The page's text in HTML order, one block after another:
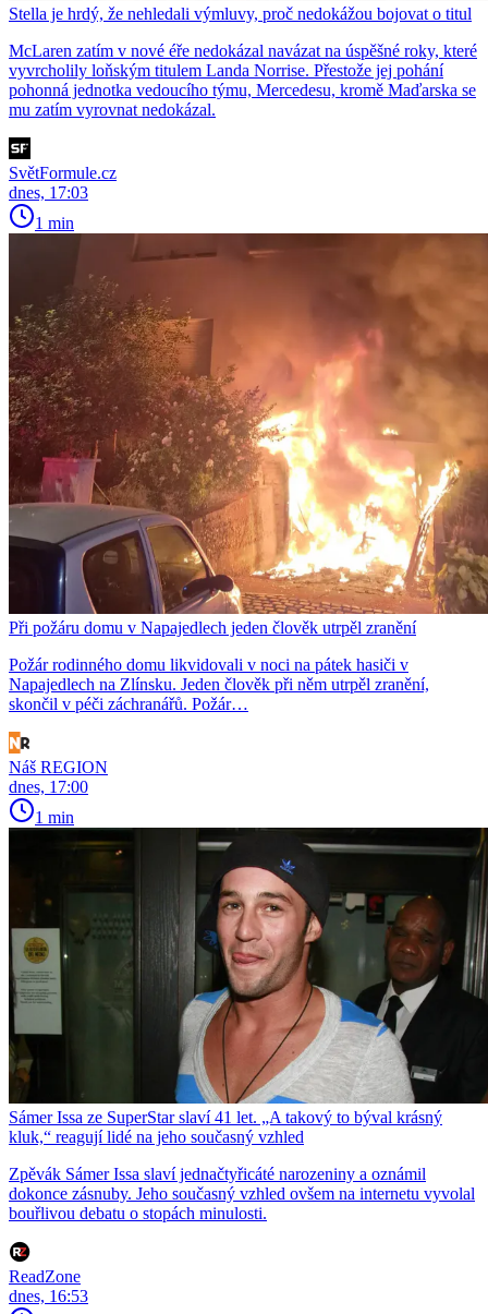
Stella je hrdý, že nehledali výmluvy, proč nedokážou bojovat o titul
McLaren zatím v nové éře nedokázal navázat na úspěšné roky, které
vyvrcholily loňským titulem Landa Norrise. Přestože jej pohání
pohonná jednotka vedoucího týmu, Mercedesu, kromě Maďarska se
mu zatím vyrovnat nedokázal.
SvětFormule.cz
dnes, 17:03
1 min
Při požáru domu v Napajedlech jeden člověk utrpěl zranění
Požár rodinného domu likvidovali v noci na pátek hasiči v
Napajedlech na Zlínsku. Jeden člověk při něm utrpěl zranění,
skončil v péči záchranářů. Požár…
Náš REGION
dnes, 17:00
1 min
Sámer Issa ze SuperStar slaví 41 let. „A takový to býval krásný
kluk,“ reagují lidé na jeho současný vzhled
Zpěvák Sámer Issa slaví jednačtyřicáté narozeniny a oznámil
dokonce zásnuby. Jeho současný vzhled ovšem na internetu vyvolal
bouřlivou debatu o stopách minulosti.
ReadZone
dnes, 16:53